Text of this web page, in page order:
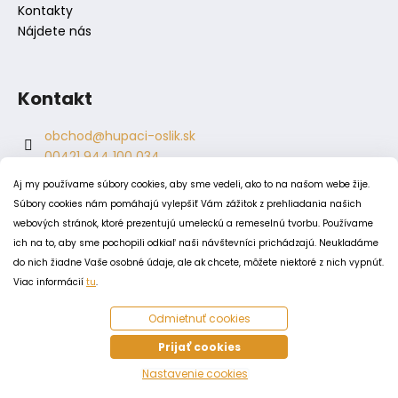
Aj my používame súbory cookies, aby sme vedeli, ako to na našom webe žije.
Súbory cookies nám pomáhajú vylepšiť Vám zážitok z prehliadania našich
webových stránok, ktoré prezentujú umeleckú a remeselnú tvorbu. Používame
ich na to, aby sme pochopili odkiaľ naši návštevníci prichádzajú. Neukladáme
do nich žiadne Vaše osobné údaje, ale ak chcete, môžete niektoré z nich vypnúť.
Viac informácií tu.
Odmietnuť cookies
Prijať cookies
Nastavenie cookies
Kontakty
Nájdete nás
Kontakt
obchod@hupaci-oslik.sk
00421 944 100 034
00421 944 904 704
hupaci.oslik
dagmar.juricova
PODMIENKY
Odstúpenie od zmluvy
Zásady spracovania a ochrany osobných údajov
Zásady používania súborov cookie